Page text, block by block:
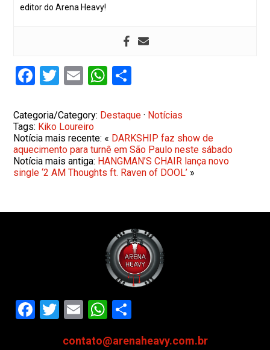
editor do Arena Heavy!
Facebook
Twitter
EmailWhatsApp
Categoria/Category: Destaque · Notícias
Tags: Kiko Loureiro
Notícia mais recente: « DARKSHIP faz show de
aquecimento para turnê em São Paulo neste sábado
Notícia mais antiga: HANGMAN’S CHAIR lança novo
single ‘2 AM Thoughts ft. Raven of DOOL’ »
Facebook
Twitter
EmailWhatsApp
contato@arenaheavy.com.br